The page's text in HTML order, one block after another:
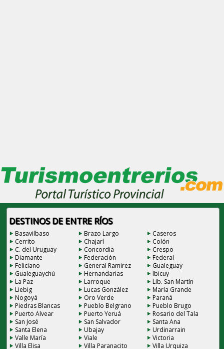
DESTINOS DE ENTRE RÍOS
Basavilbaso Brazo Largo
Caseros
Cerrito
Chajarí
Colón
C. del Uruguay
Concordia
Crespo
Diamante
Federación
Federal
Feliciano
General Ramirez
Gualeguay
Gualeguaychú
Hernandarias
Ibicuy
La Paz
Larroque
Lib. San Martín
Liebig
Lucas González
María Grande
Nogoyá
Oro Verde
Paraná
Piedras Blancas
Pueblo Belgrano
Pueblo Brugo
Puerto Alvear
Puerto Yeruá
Rosario del Tala
San José
San Salvador
Santa Ana
Santa Elena
Ubajay
Urdinarrain
Valle María
Viale
Victoria
Villa Elisa
Villa Paranacito Villa Urquiza